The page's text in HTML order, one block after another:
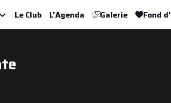
Le Club L'Agenda Galerie Fond